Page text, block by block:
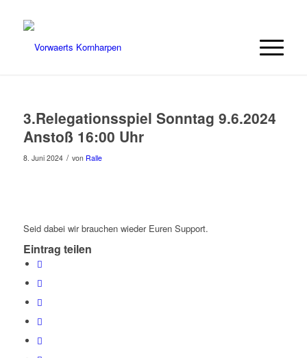
3.Relegationsspiel Sonntag 9.6.2024
Anstoß 16:00 Uhr
8. Juni 2024 / von Ralle
Seid dabei wir brauchen wieder Euren Support.
Eintrag teilen